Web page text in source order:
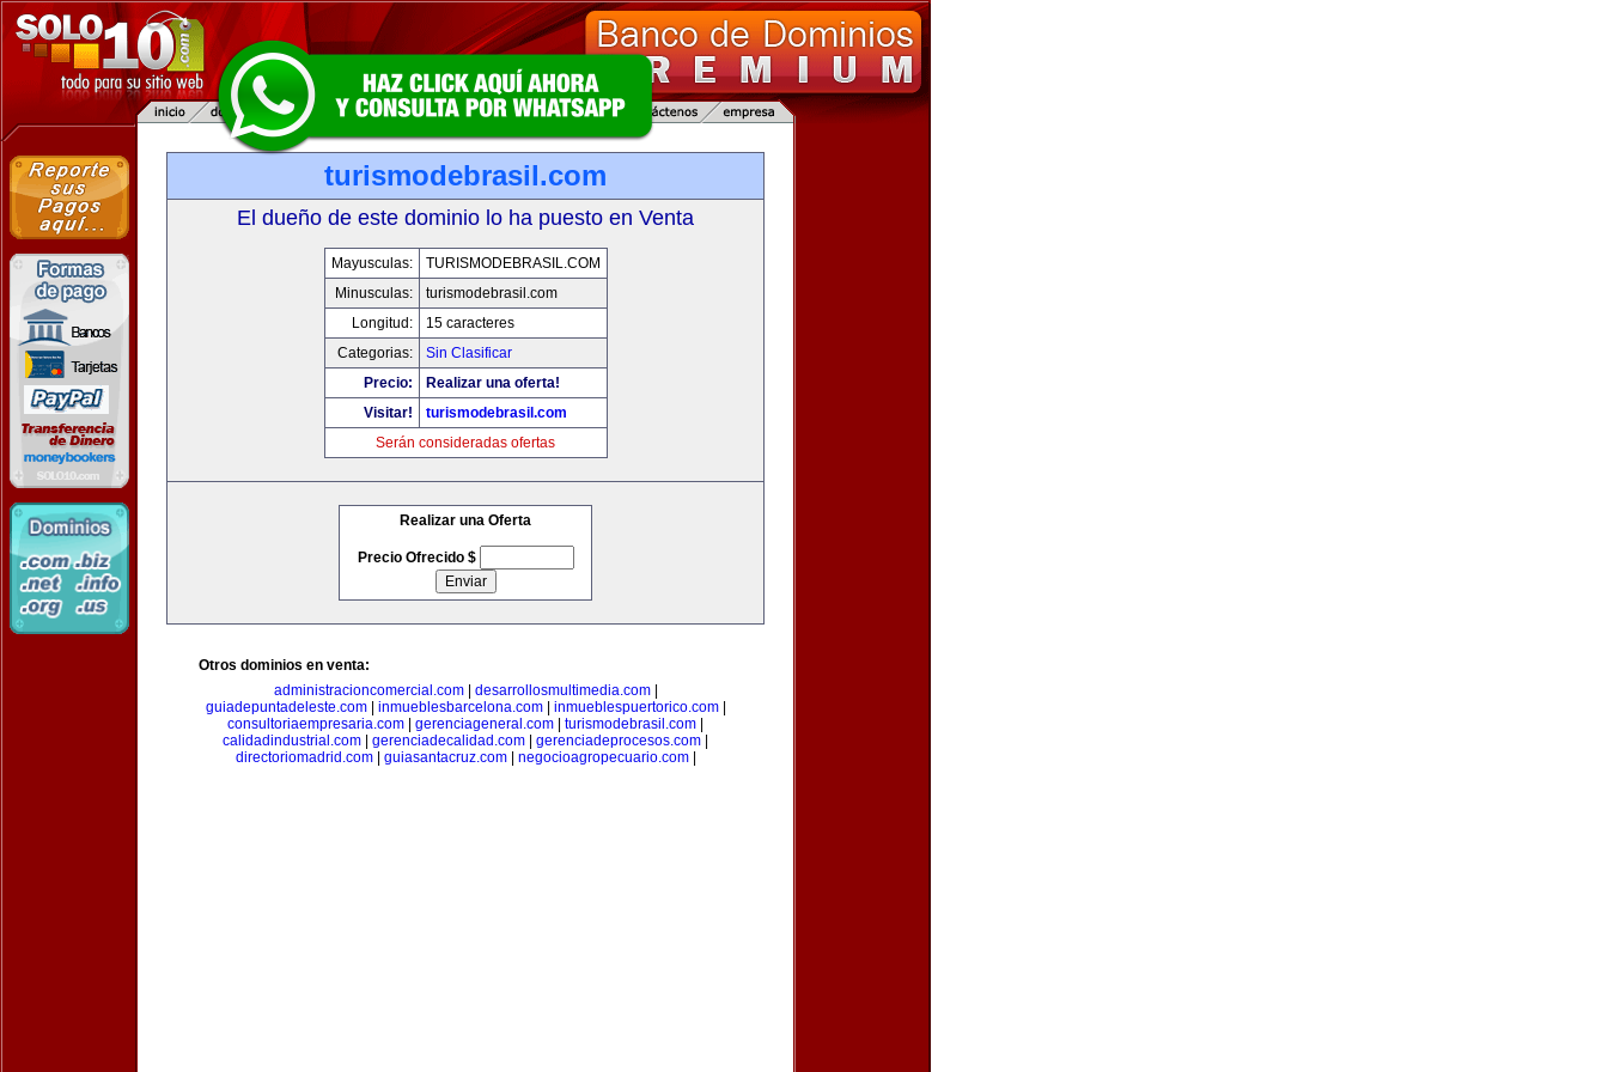
turismodebrasil.com
El dueño de este dominio lo ha puesto en Venta
Mayusculas:
TURISMODEBRASIL.COM
Minusculas:
turismodebrasil.com
Longitud:
15 caracteres
Categorias:
Sin Clasificar
Precio:
Realizar una oferta!
Visitar!
turismodebrasil.com
Serán consideradas ofertas
Realizar una Oferta
Precio Ofrecido $
Otros dominios en venta:
administracioncomercial.com| desarrollosmultimedia.com|
guiadepuntadeleste.com| inmueblesbarcelona.com| inmueblespuertorico.com|
consultoriaempresaria.com
gerenciageneral.com turismodebrasil.com
calidadindustrial.com
gerenciadecalidad.com gerenciadeprocesos.com
directoriomadrid.com| guiasantacruz.com| negocioagropecuario.com|